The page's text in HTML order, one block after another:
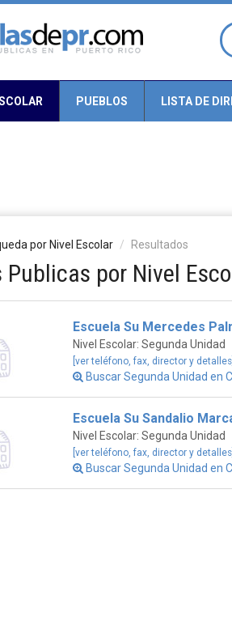
PUEBLOS LISTA DE
por Nivel Escolar Resultados
Publicas por Nivel
Escuela Su Mercedes
Nivel Escolar: Segunda Unidad
[ver teléfono, fax, director y detalles]
Buscar Segunda Unidad en
Escuela Su Sandalio
Nivel Escolar: Segunda Unidad
[ver teléfono, fax, director y detalles]
Buscar Segunda Unidad en